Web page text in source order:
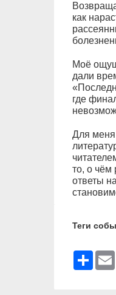
как
Моё
дали
где
Для меня
то, о чём
ответы
Теги